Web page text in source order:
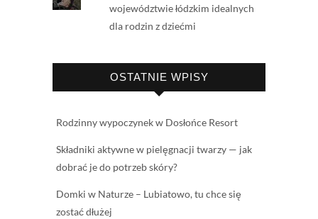
województwie łódzkim idealnych
dla rodzin z dziećmi
OSTATNIE WPISY
Rodzinny wypoczynek w Dosłońce Resort
Składniki aktywne w pielęgnacji twarzy — jak
dobrać je do potrzeb skóry?
Domki w Naturze – Lubiatowo, tu chce się
zostać dłużej